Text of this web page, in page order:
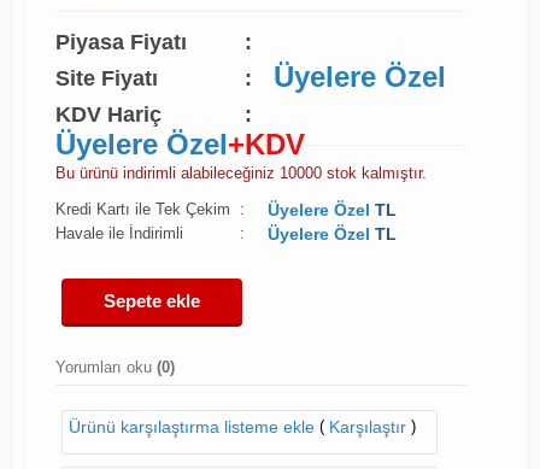
Piyasa Fiyatı
:
Site Fiyatı
: Üyelere Özel
KDV Hariç :
Üyelere Özel+KDV
Bu ürünü indirimli alabileceğiniz 10000 stok kalmıştır.
Kredi Kartı ile Tek Çekim
: Üyelere Özel TL
Havale ile İndirimli : Üyelere Özel TL
Sepete ekle
Yorumları oku (0)
Ürünü karşılaştırma listeme ekle( Karşılaştır)